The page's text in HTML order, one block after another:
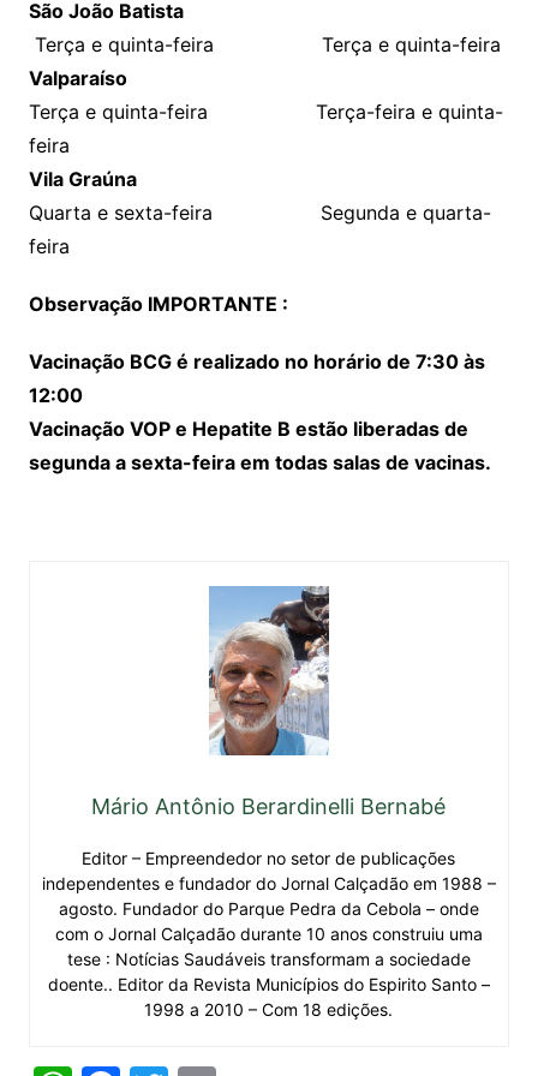
São João Batista
Terça e quinta-feira Terça e quinta-feira
Valparaíso
Terça e quinta-feira Terça-feira e quinta-
feira
Vila Graúna
Quarta e sexta-feira Segunda e quarta-
feira
Observação IMPORTANTE :
Vacinação BCG é realizado no horário de 7:30 às
12:00
Vacinação VOP e Hepatite B estão liberadas de
segunda a sexta-feira em todas salas de vacinas.
Mário Antônio Berardinelli Bernabé
Editor – Empreendedor no setor de publicações
independentes e fundador do Jornal Calçadão em 1988 –
agosto. Fundador do Parque Pedra da Cebola – onde
com o Jornal Calçadão durante 10 anos construiu uma
tese : Notícias Saudáveis transformam a sociedade
doente.. Editor da Revista Municípios do Espirito Santo –
1998 a 2010 – Com 18 edições.